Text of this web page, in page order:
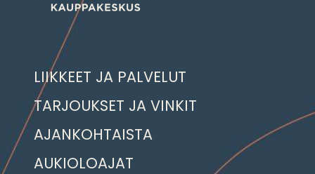
LIIKKEET JA PALVELUT
TARJOUKSET JA VINKIT
AJANKOHTAISTA
AUKIOLOAJAT